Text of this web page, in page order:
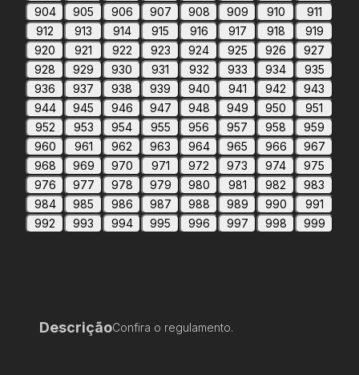
904
905 906 907 908 909 910
911
912
913 914 915 916 917 918
919
920
921 922 923 924 925 926
927
928
929 930 931 932 933 934
935
936
937 938 939 940 941 942
943
944
945 946 947 948 949 950
951
952
953 954 955 956 957 958
959
960
961 962 963 964 965 966
967
968
969 970 971 972 973 974
975
976
977 978 979 980 981 982
983
984
985 986 987 988 989 990
991
992
993 994 995 996 997 998 999
DescriçãoConfira o regulamento.